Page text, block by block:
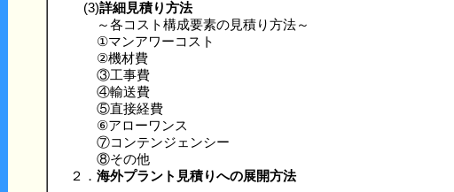
(3)詳細見積り方法
～各コスト構成要素の見積り方法～
①マンアワーコスト
②機材費
③工事費
④輸送費
⑤直接経費
⑥アローワンス
⑦コンテンジェンシー
⑧その他
２． 海外プラント見積りへの展開方法